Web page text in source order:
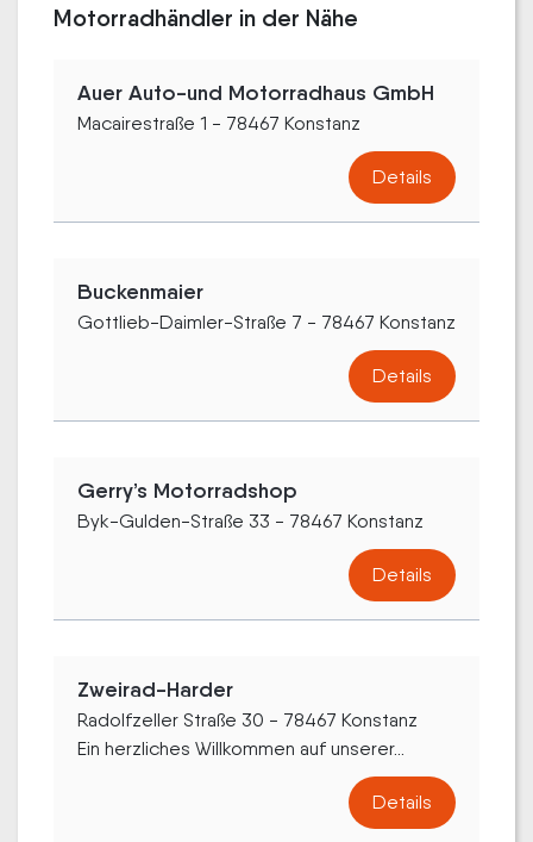
Motorradhändler in der Nähe
Auer Auto-und Motorradhaus GmbH
Macairestraße 1 - 78467 Konstanz
Details
Buckenmaier
Gottlieb-Daimler-Straße 7 - 78467 Konstanz
Details
Gerry’s Motorradshop
Byk-Gulden-Straße 33 - 78467 Konstanz
Details
Zweirad-Harder
Radolfzeller Straße 30 - 78467 Konstanz
Ein herzliches Willkommen auf unserer...
Details